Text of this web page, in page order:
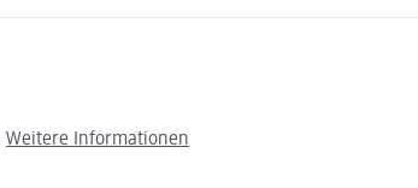
Weitere Informationen